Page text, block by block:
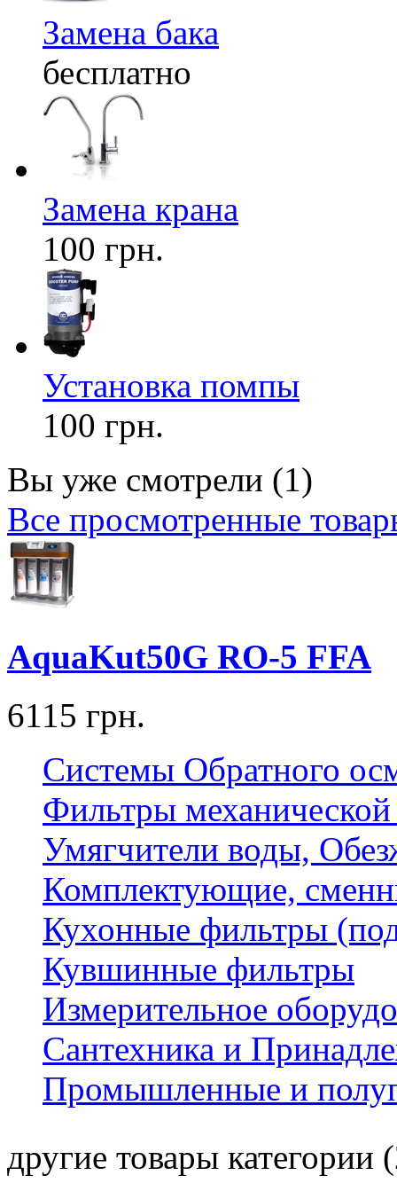
Замена бака
бесплатно
Замена крана
100 грн.
Установка помпы
100 грн.
Вы уже смотрели (1)
Все просмотренные
AquaKut50G RO-5 FFA
6115 грн.
Системы Обратного
Фильтры механической
Умягчители воды,
Комплектующие,
Кухонные фильтры
Кувшинные фильтры
Измерительное
Сантехника и
Промышленные и
другие товары категории